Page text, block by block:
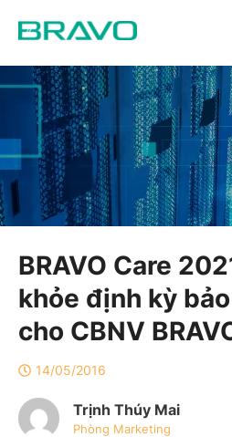
BRAVO Care
khỏe định kỳ
cho CBNV
14/05/2016
Trịnh Thúy Mai
Phòng Marketing